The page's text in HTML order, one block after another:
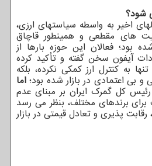
شود؟
اخیر به واسطه سیاستهای ارزی،
های مقطعی و همینطور قاچاق
بود؛ فعالان این حوزه بارها از
آیفون سخن گفته و تأکید کرده
به کنترل ارز کمکی نکرده، بلکه
بی اعتمادی در بازار شده بود؛ اما
رئیس کل گمرک ایران بر مبنای عدم
برندهای مختلف، بنظر می رسد
پذیری و تعادل قیمتی در بازار